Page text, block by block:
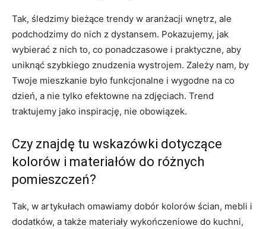
Tak, śledzimy bieżące trendy w aranżacji wnętrz, ale
podchodzimy do nich z dystansem. Pokazujemy, jak
wybierać z nich to, co ponadczasowe i praktyczne, aby
uniknąć szybkiego znudzenia wystrojem. Zależy nam, by
Twoje mieszkanie było funkcjonalne i wygodne na co
dzień, a nie tylko efektowne na zdjęciach. Trend
traktujemy jako inspirację, nie obowiązek.
Czy znajdę tu wskazówki dotyczące
kolorów i materiałów do różnych
pomieszczeń?
Tak, w artykułach omawiamy dobór kolorów ścian, mebli i
dodatków, a także materiały wykończeniowe do kuchni,